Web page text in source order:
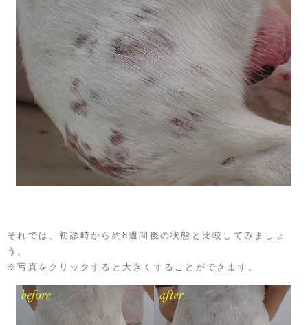
それでは、初診時から約8週間後の状態と比較してみましょ
う。
※写真をクリックすると大きくすることができます。